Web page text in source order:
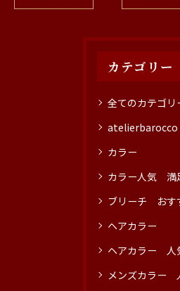
カテゴリー
全てのカテゴリ
atelierbarocco
カラー
カラー人気 満
ブリーチ おす
ヘアカラー
ヘアカラー 人
メンズカラー